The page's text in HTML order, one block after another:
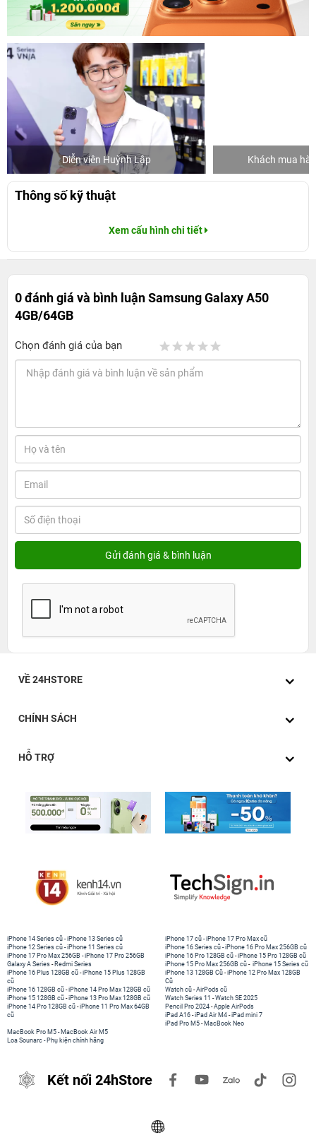
Diễn viên Huỳnh Lập Khách mua
Thông số kỹ thuật
Xem cấu hình chi tiết
0 đánh giá và bình luậnSamsung Galaxy A50
4GB/64GB
Chọn đánh giá của bạn
VỀ 24HSTORE
CHÍNH SÁCH
HỖ TRỢ
iPhone 14 Series cũ -iPhone 13 Series cũ
iPhone 12 Series cũ -iPhone 11 Series cũ
iPhone 17 Pro Max 256GB -iPhone 17 Pro 256GB
Galaxy A Series - Redmi Series
iPhone 17 cũ -iPhone 17 Pro Max cũ
iPhone 16 Series cũ - iPhone 16 Pro Max 256GB cũ
iPhone 16 Pro 128GB cũ -iPhone 15 Pro 128GB cũ
iPhone 15 Pro Max 256GB cũ - iPhone 15 Series cũ
iPhone 16 Plus 128GB cũ -iPhone 15 Plus 128GB
cũ
iPhone 16 128GB cũ -iPhone 14 Pro Max 128GB cũ
iPhone 15 128GB cũ -iPhone 13 Pro Max 128GB cũ
iPhone 14 Pro 128GB cũ -iPhone 11 Pro Max 64GB
cũ
iPhone 13 128GB Cũ -iPhone 12 Pro Max 128GB
Cũ
Watch cũ -AirPods cũ
Watch Series 11 -Watch SE 2025
Pencil Pro 2024 -Apple AirPods
iPad A16 -iPad Air M4 -iPad mini 7
iPad Pro M5 - MacBook Neo
MacBook Pro M5 - MacBook Air M5
Loa Sounarc - Phụ kiện chính hãng
Kết nối 24hStore